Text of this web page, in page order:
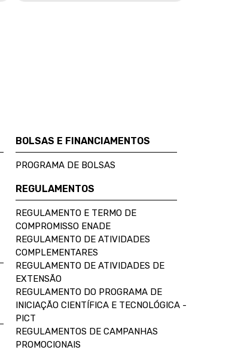
BOLSAS E FINANCIAMENTOS
PROGRAMA DE BOLSAS
REGULAMENTOS
REGULAMENTO E TERMO DE
COMPROMISSO ENADE
REGULAMENTO DE ATIVIDADES
COMPLEMENTARES
REGULAMENTO DE ATIVIDADES DE
EXTENSÃO
REGULAMENTO DO PROGRAMA DE
INICIAÇÃO CIENTÍFICA E TECNOLÓGICA -
PICT
REGULAMENTOS DE CAMPANHAS
PROMOCIONAIS